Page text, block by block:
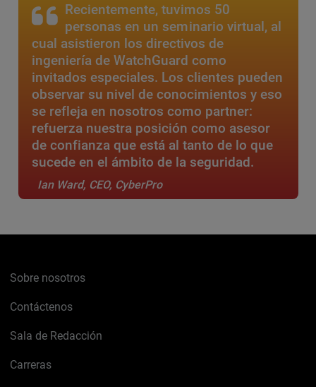
Recientemente, tuvimos 50
personas en un seminario virtual, al
cual asistieron los directivos de
ingeniería de WatchGuard como
invitados especiales. Los clientes pueden
observar su nivel de conocimientos y eso
se refleja en nosotros como partner:
refuerza nuestra posición como asesor
de confianza que está al tanto de lo que
sucede en el ámbito de la seguridad.
Ian Ward, CEO, CyberPro
Sobre nosotros
Contáctenos
Sala de Redacción
Carreras